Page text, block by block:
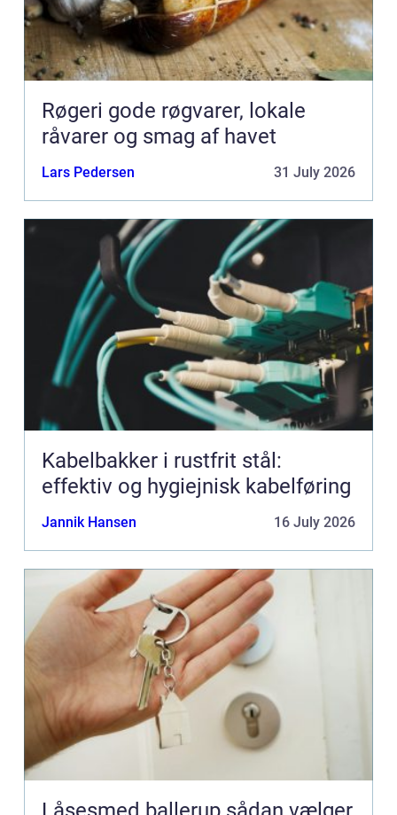
Røgeri gode røgvarer, lokale
råvarer og smag af havet
Lars Pedersen 31 July 2026
Kabelbakker i rustfrit stål:
effektiv og hygiejnisk kabelføring
Jannik Hansen 16 July 2026